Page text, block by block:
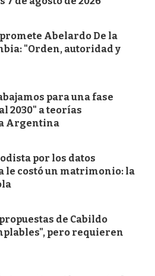
Abelardo De la
"Orden, autoridad y
para una fase
2030" a teorías
Argentina
por los datos
le costó un matrimonio: la
de Cabildo
pero requieren